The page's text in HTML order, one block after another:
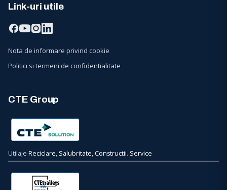
Link-uri utile
Nota de informare privind cookie
Politici si termeni de confidentialitate
CTE Group
Utilaje Reciclare, Salubritate, Constructii. Service